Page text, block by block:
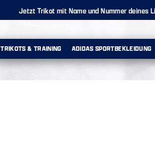
Jetzt Trikot mit Name und Nummer deines
TRIKOTS & TRAINING ADIDAS SPORTBEKLEIDUNG